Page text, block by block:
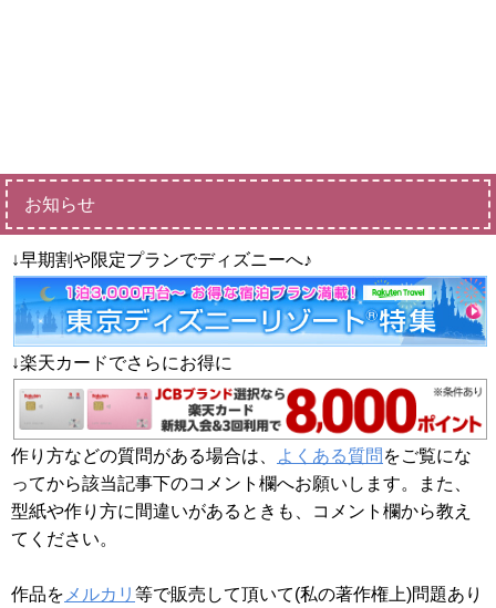
お知らせ
↓早期割や限定プランでディズニーへ♪
↓楽天カードでさらにお得に
作り方などの質問がある場合は、 よくある質問 をご覧にな
ってから該当記事下のコメント欄へお願いします。また、
型紙や作り方に間違いがあるときも、コメント欄から教え
てください。
作品を メルカリ 等で販売して頂いて(私の著作権上)問題あり